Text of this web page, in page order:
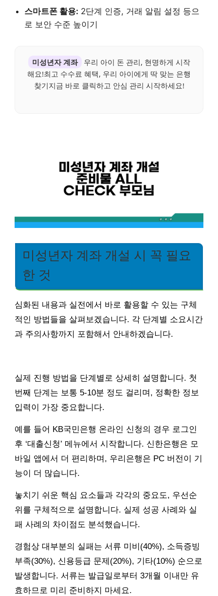
스마트폰 활용: 2단계 인증, 거래 알림 설정 등으
로 보안 수준 높이기
미성년자 계좌
우리 아이 돈 관리, 현명하게 시작
해요!최고 수수료 혜택, 우리 아이에게 딱 맞는 은행
찾기지금 바로 클릭하고 안심 관리 시작하세요!
미성년자 계좌 개설 시 꼭 필요
한 것
심화된 내용과 실전에서 바로 활용할 수 있는 구체
적인 방법들을 살펴보겠습니다. 각 단계별 소요시간
과 주의사항까지 포함해서 안내하겠습니다.
실제 진행 방법을 단계별로 상세히 설명합니다. 첫
번째 단계는 보통 5-10분 정도 걸리며, 정확한 정보
입력이 가장 중요합니다.
예를 들어 KB국민은행 온라인 신청의 경우 로그인
후 ‘대출신청’ 메뉴에서 시작합니다. 신한은행은 모
바일 앱에서 더 편리하며, 우리은행은 PC 버전이 기
능이 더 많습니다.
놓치기 쉬운 핵심 요소들과 각각의 중요도, 우선순
위를 구체적으로 설명합니다. 실제 성공 사례와 실
패 사례의 차이점도 분석했습니다.
경험상 대부분의 실패는 서류 미비(40%), 소득증빙
부족(30%), 신용등급 문제(20%), 기타(10%) 순으로
발생합니다. 서류는 발급일로부터 3개월 이내만 유
효하므로 미리 준비하지 마세요.